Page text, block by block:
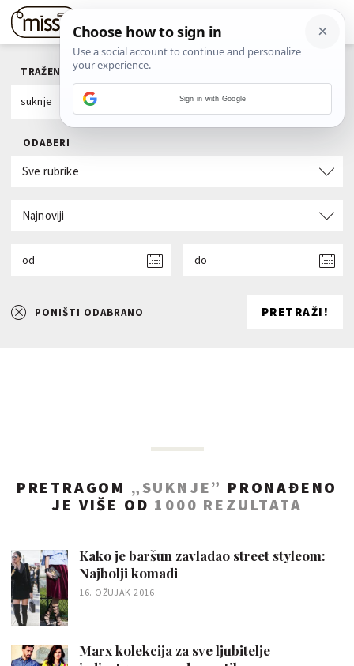
TRAŽENI POJAM
ODABERI
Sve rubrike
Najnoviji
od do
PONIŠTI ODABRANO PRETRAŽI!
PRETRAGOM „SUKNJE” PRONAĐENO
JE VIŠE OD 1000 REZULTATA
Kako je baršun zavladao street styleom:
Najbolji komadi
16. OŽUJAK 2016.
Marx kolekcija za sve ljubitelje
Sign in with Google